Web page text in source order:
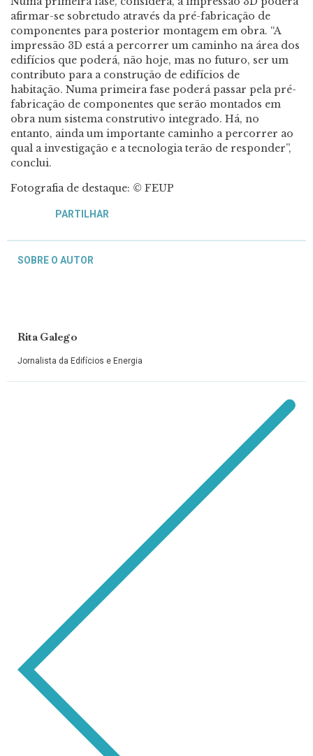
afirmar-se sobretudo através da pré-fabricação de
componentes para posterior montagem em obra. “A
impressão 3D está a percorrer um caminho na área dos
edifícios que poderá, não hoje, mas no futuro, ser um
contributo para a construção de edifícios de
habitação. Numa primeira fase poderá passar pela pré-
fabricação de componentes que serão montados em
obra num sistema construtivo integrado. Há, no
entanto, ainda um importante caminho a percorrer ao
qual a investigação e a tecnologia terão de responder”,
conclui.
Fotografia de destaque: © FEUP
PARTILHAR
SOBRE O AUTOR
Rita Galego
Jornalista da Edifícios e Energia